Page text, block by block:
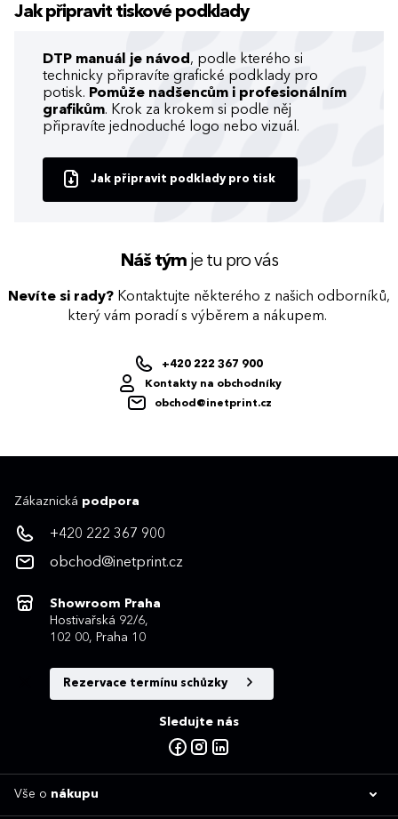
Jak připravit tiskové podklady
DTP manuál je návod , podle kterého si
technicky připravíte grafické podklady pro
potisk. Pomůže nadšencům i profesionálním
grafikům. Krok za krokem si podle něj
připravíte jednoduché logo nebo vizuál.
Jak připravit podklady pro tisk
Náš týmje tu pro vás
Nevíte si rady? Kontaktujte některého z našich odborníků,
který vám poradí s výběrem a nákupem.
+420 222 367 900
Kontakty na obchodníky
obchod@inetprint.cz
Zákaznická podpora
+420 222 367 900
obchod@inetprint.cz
Showroom Praha
Hostivařská 92/6,
102 00, Praha 10
Rezervace termínu schůzky
Sledujte nás
Vše o nákupu